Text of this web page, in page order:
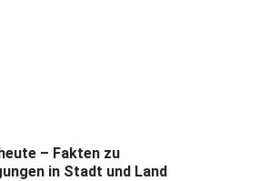
– Fakten zu
in Stadt und Land